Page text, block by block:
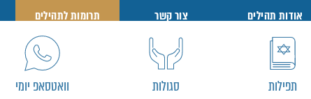
אודות תהילים צור קשר תרומות לתהילים
תפילות סגולות וואטסאפ יומי